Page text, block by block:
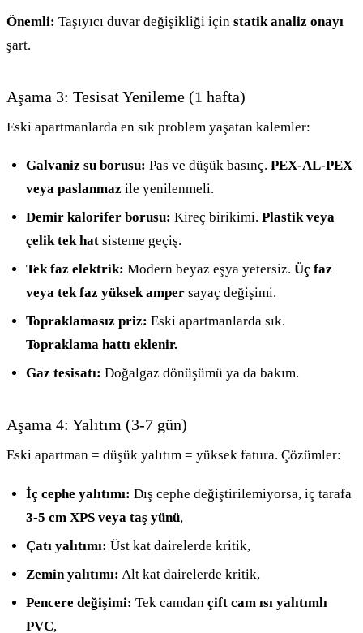
Önemli: Taşıyıcı duvar değişikliği için statik analiz onayı
şart.
Aşama 3: Tesisat Yenileme (1 hafta)
Eski apartmanlarda en sık problem yaşatan kalemler:
Galvaniz su borusu: Pas ve düşük basınç. PEX-AL-PEX
veya paslanmazile yenilenmeli.
Demir kalorifer borusu: Kireç birikimi. Plastik veya
çelik tek hatsisteme geçiş.
Tek faz elektrik: Modern beyaz eşya yetersiz. Üç faz
veya tek faz yüksek ampersayaç değişimi.
Topraklamasız priz: Eski apartmanlarda sık.
Topraklama hattı eklenir.
Gaz tesisatı: Doğalgaz dönüşümü ya da bakım.
Aşama 4: Yalıtım (3-7 gün)
Eski apartman = düşük yalıtım = yüksek fatura. Çözümler:
İç cephe yalıtımı: Dış cephe değiştirilemiyorsa, iç tarafa
3-5 cm XPS veya taş yünü,
Çatı yalıtımı: Üst kat dairelerde kritik,
Zemin yalıtımı: Alt kat dairelerde kritik,
Pencere değişimi: Tek camdan çift cam ısı yalıtımlı
PVC,